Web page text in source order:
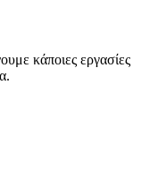
κάποιες εργασίες